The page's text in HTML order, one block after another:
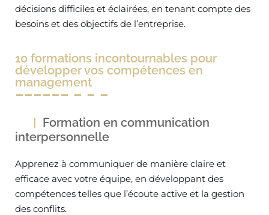
décisions difficiles et éclairées, en tenant compte des
besoins et des objectifs de l’entreprise.
10 formations incontournables pour
développer vos compétences en
management
Formation en communication
interpersonnelle
Apprenez à communiquer de manière claire et
efficace avec votre équipe, en développant des
compétences telles que l’écoute active et la gestion
des conflits.